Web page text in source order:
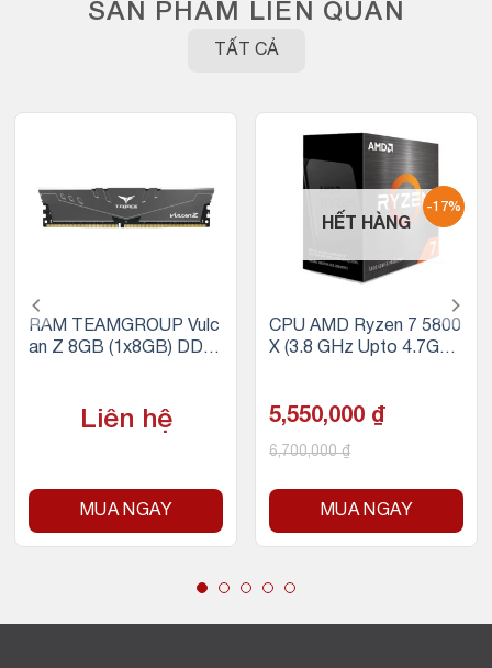
SẢN PHẨM LIÊN QUAN
TẤT CẢ
RAM TEAMGROUP Vulc
an Z 8GB (1x8GB) DDR
Liên hệ
MUA NGAY
-17%
HẾT HÀNG
CPU AMD Ryzen 7 5800
X (3.8 GHz Upto 4.7GHz
M4)
5,550,000 ₫
6,700,000₫
MUA NGAY